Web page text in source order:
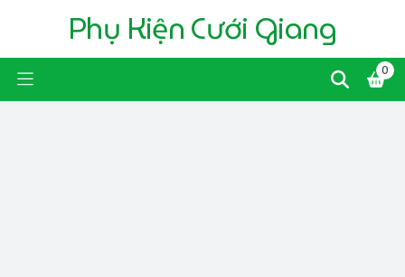
Phụ Kiện Cưới Giang
0